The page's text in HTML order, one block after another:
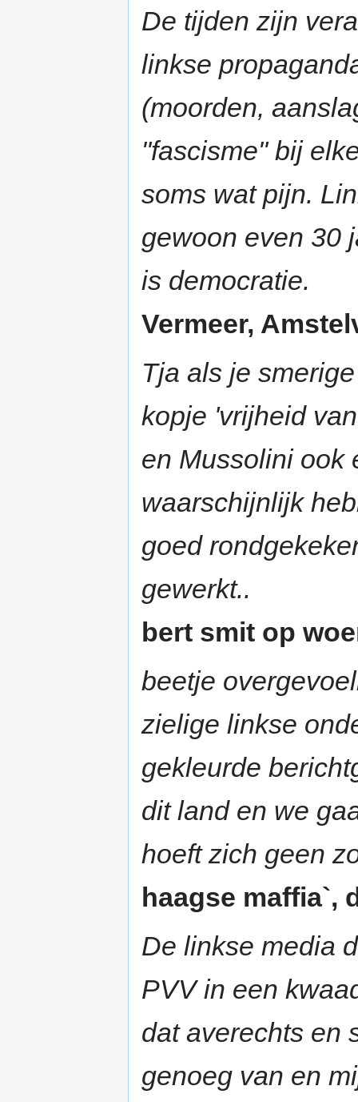
De tijden zijn
linkse
(moorden,
"fascisme" bij
soms wat pijn.
gewoon even 30
is democratie.
Vermeer,
Tja als je
kopje 'vrijheid
en Mussolini ook
waarschijnlijk
goed
gewerkt..
bert smit op
beetje
zielige linkse
gekleurde
dit land en we
hoeft zich geen
haagse maffia`,
De linkse media
PVV in een
dat averechts en
genoeg van en